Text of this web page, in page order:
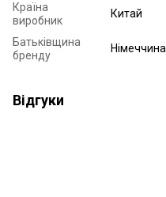
Країна
виробник
Китай
Батьківщина
бренду
Німеччина
Відгуки